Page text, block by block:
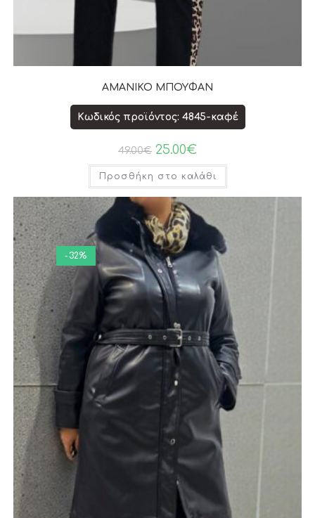
ΑΜΑΝΙΚΟ ΜΠΟΥΦΑΝ
Κωδικός προϊόντος: 4845-καφέ
49.00€ 25.00€
Προσθήκη στο καλάθι
-32%